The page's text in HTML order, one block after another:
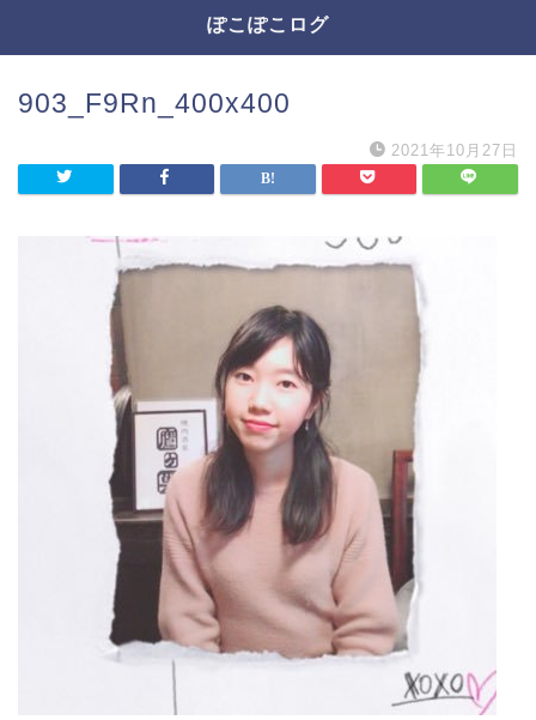
ぽこぽこログ
903_F9Rn_400x400
2021年10月27日